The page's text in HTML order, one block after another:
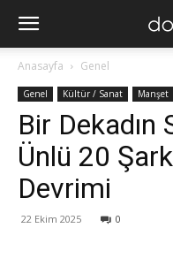
Anasayfa Genel
Genel Kültür / Sanat Manşet
Bir Dekadın
Ünlü 20
Devrimi
22 Ekim 2025 0